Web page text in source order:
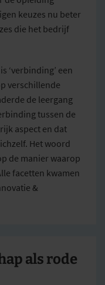
keuzes nu beter
die het bedrijf
‘verbinding’ een
verschillende
de leergang
tussen de
aspect en dat
Het woord
de manier waarop
facetten kwamen
&
als rode